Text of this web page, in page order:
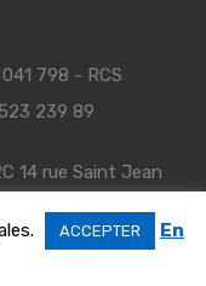
798 - RCS
239 89
14 rue Saint Jean
ACCEPTER
En